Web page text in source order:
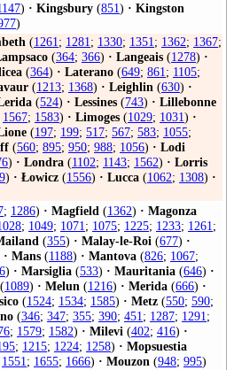
) · Kingsbury (851) · Kingston
)
(1261; 1281; 1330; 1351; 1362; 1367;
(364; 366) · Langeais (1278) ·
(364) · Laterano (649; 861; 1105;
(1213; 1368) · Leighlin (630) ·
(524) · Lessines (743) · Lillebonne
1567; 1583) · Limoges (1029; 1031) ·
(197; 199; 517; 567; 583; 1055;
(560; 895; 950; 988; 1056) · Lodi
) · Londra (1102; 1143; 1562) · Lorris
) · Łowicz (1556) · Lucca (1062; 1308) ·
; 1286) · Magfield (1362) · Magonza
; 1049; 1071; 1075; 1225; 1233; 1261;
(355) · Malay-le-Roi (677) ·
· Mans (1188) · Mantova (826; 1067;
) · Marsiglia (533) · Mauritania (646) ·
(1089) · Melun (1216) · Merida (666) ·
(1524; 1534; 1585) · Metz (550; 590;
(346; 347; 355; 390; 451; 1287; 1291;
; 1579; 1582) · Milevi (402; 416) ·
; 1215; 1224; 1258) · Mopsuestia
1551; 1655; 1666) · Mouzon (948; 995)